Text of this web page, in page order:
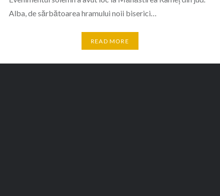
Alba, de sărbătoarea hramului noii biserici…
READ MORE